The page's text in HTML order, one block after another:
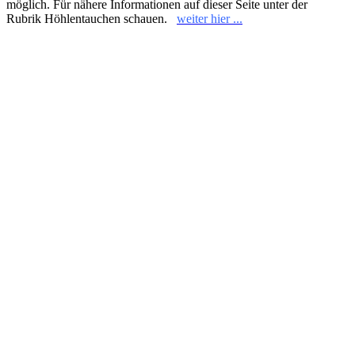
möglich. Für nähere Informationen auf dieser Seite unter der
Rubrik Höhlentauchen schauen. weiter hier ...